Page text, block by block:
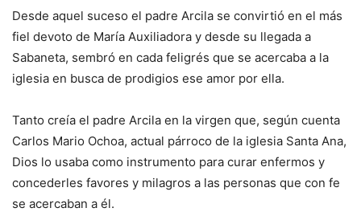
Desde aquel suceso el padre Arcila se convirtió en el más
fiel devoto de María Auxiliadora y desde su llegada a
Sabaneta, sembró en cada feligrés que se acercaba a la
iglesia en busca de prodigios ese amor por ella.
Tanto creía el padre Arcila en la virgen que, según cuenta
Carlos Mario Ochoa, actual párroco de la iglesia Santa Ana,
Dios lo usaba como instrumento para curar enfermos y
concederles favores y milagros a las personas que con fe
se acercaban a él.